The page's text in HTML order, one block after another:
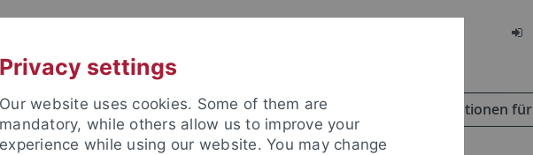
Informationen für
Privacy settings
Our website uses cookies. Some of them are
mandatory, while others allow us to improve your
experience while using our website. You may change